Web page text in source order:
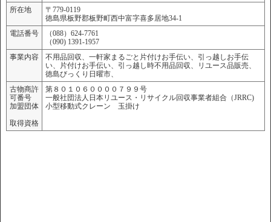
所在地
〒779-0119
徳島県板野郡板野町西中富字喜多居地34-1
電話番号
（088）624-7761
（090) 1391-1957
事業内容
不用品回収、一軒家まるごと片付けお手伝い、引っ越しお手伝
い、片付けお手伝い、引っ越し時不用品回収、リユース品販売、
徳島びっくり日曜市、
古物商許
可番号
加盟団体
取得資格
第８０１０６００００７９９号
一般社団法人日本リユース・リサイクル回収事業者組合（JRRC)
小型移動式クレーン 玉掛け